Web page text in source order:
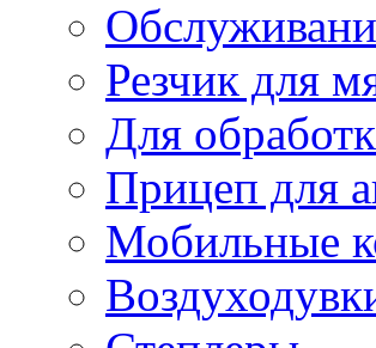
Резчик для
Для
Прицеп для
Мобильные